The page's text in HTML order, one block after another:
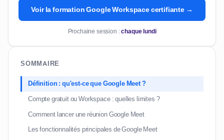
Voir la formation Google Workspace certifiante →
Prochaine session :chaque lundi
SOMMAIRE
Définition : qu'est-ce que Google Meet ?
Compte gratuit ou Workspace : quelles limites ?
Comment lancer une réunion Google Meet
Les fonctionnalités principales de Google Meet